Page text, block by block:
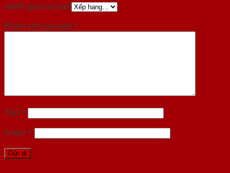
Đánh giá của bạn
Nhận xét của bạn *
Tên *
Email *